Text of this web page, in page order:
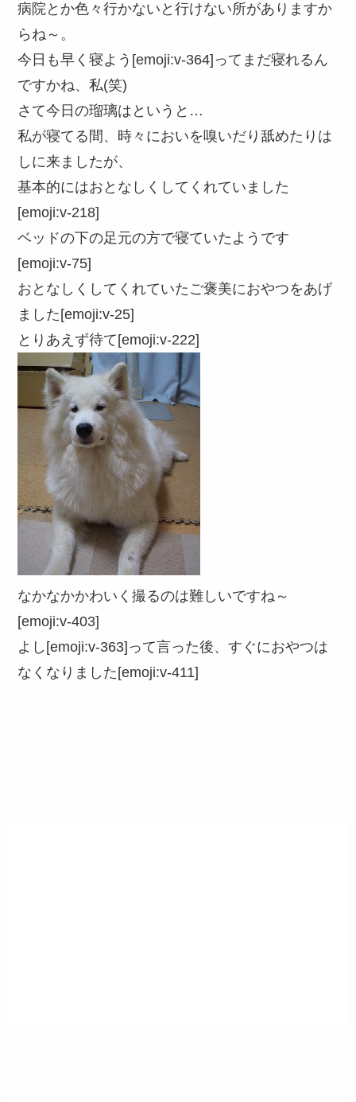
病院とか色々行かないと行けない所がありますか
らね～。
今日も早く寝よう[emoji:v-364]ってまだ寝れるん
ですかね、私(笑)
さて今日の瑠璃はというと…
私が寝てる間、時々においを嗅いだり舐めたりは
しに来ましたが、
基本的にはおとなしくしてくれていました
[emoji:v-218]
ベッドの下の足元の方で寝ていたようです
[emoji:v-75]
おとなしくしてくれていたご褒美におやつをあげ
ました[emoji:v-25]
とりあえず待て[emoji:v-222]
なかなかかわいく撮るのは難しいですね～
[emoji:v-403]
よし[emoji:v-363]って言った後、すぐにおやつは
なくなりました[emoji:v-411]